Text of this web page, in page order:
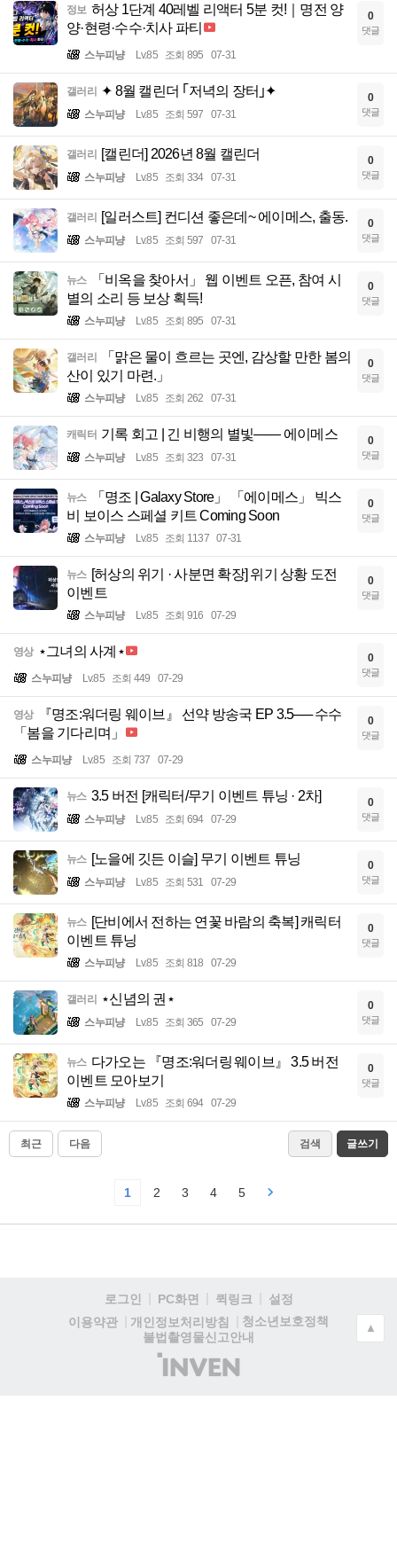
정보 허상 1단계 40레벨 리액터 5분 컷!｜명전 양
양·현령·수수·치사 파티
스누피냥 Lv.85 조회 895 07-31
0
댓글
갤러리 ✦ 8월 캘린더 ｢저녁의 장터｣✦
스누피냥 Lv.85 조회 597 07-31
0
댓글
갤러리 [캘린더] 2026년 8월 캘린더
스누피냥 Lv.85 조회 334 07-31
0
댓글
갤러리 [일러스트] 컨디션 좋은데~ 에이메스, 출동.
스누피냥 Lv.85 조회 597 07-31
0
댓글
뉴스
「비옥을 찾아서」 웹 이벤트 오픈, 참여 시
별의 소리 등 보상 획득!
스누피냥 Lv.85 조회 895 07-31
0
댓글
갤러리
「맑은 물이 흐르는 곳엔, 감상할 만한 봄의
산이 있기 마련.」
스누피냥 Lv.85 조회 262 07-31
0
댓글
캐릭터 기록 회고 | 긴 비행의 별빛—— 에이메스
스누피냥 Lv.85 조회 323 07-31
0
댓글
뉴스
「명조 | Galaxy Store」 「에이메스」 빅스
비 보이스 스페셜 키트 Coming Soon
스누피냥 Lv.85 조회 1137 07-31
0
댓글
뉴스 [허상의 위기 · 사분면 확장] 위기 상황 도전
이벤트
스누피냥 Lv.85 조회 916 07-29
0
댓글
영상 ⋆그녀의 사계⋆
스누피냥 Lv.85 조회 449 07-29
0
댓글
영상
『명조:워더링 웨이브』 선약 방송국 EP 3.5── 수수
「봄을 기다리며」
스누피냥 Lv.85 조회 737 07-29
0
댓글
뉴스 3.5 버전 [캐릭터/무기 이벤트 튜닝 · 2차]
스누피냥 Lv.85 조회 694 07-29
0
댓글
뉴스 [노을에 깃든 이슬] 무기 이벤트 튜닝
스누피냥 Lv.85 조회 531 07-29
0
댓글
뉴스 [단비에서 전하는 연꽃 바람의 축복] 캐릭터
이벤트 튜닝
스누피냥 Lv.85 조회 818 07-29
0
댓글
갤러리 ⋆신념의 권⋆
스누피냥 Lv.85 조회 365 07-29
0
댓글
뉴스 다가오는 『명조:워더링 웨이브』 3.5 버전
이벤트 모아보기
스누피냥 Lv.85 조회 694 07-29
0
댓글
최근 다음 검색 글쓰기
1 2 3 4 5
로그인 PC화면 퀵링크
설정
이용약관
개인정보처리방침
청소년보호정책
불법촬영물신고안내
(주)
인
▲